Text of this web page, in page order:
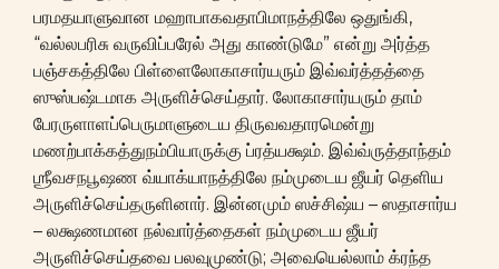
பரமதயாளுவான மஹாபாகவதாபிமாநத்திலே ஒதுங்கி,
“வல்லபரிசு வருவிப்பரேல் அது காண்டுமே” என்று அர்த்த
பஞ்சகத்திலே பிள்ளைலோகாசார்யரும் இவ்வர்த்தத்தை
ஸுஸ்பஷ்டமாக அருளிச்செய்தார். லோகாசார்யரும் தாம்
பேரருளாளப்பெருமாளுடைய திருவவதாரமென்று
மணற்பாக்கத்துநம்பியாருக்கு ப்ரத்யக்ஷம். இவ்வ்ருத்தாந்தம்
ஶ்ரீவசநபூஷண வ்யாக்யாநத்திலே நம்முடைய ஜீயர் தெளிய
அருளிச்செய்தருளினார். இன்னமும் ஸச்சிஷ்ய – ஸதாசார்ய
– லக்ஷணமான நல்வார்த்தைகள் நம்முடைய ஜீயர்
அருளிச்செய்தவை பலவுமுண்டு; அவையெல்லாம் க்ரந்த